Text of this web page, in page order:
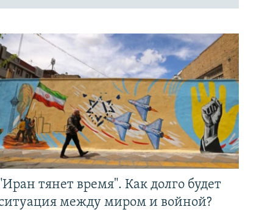
тянет время". Как долго будет
между миром и войной?